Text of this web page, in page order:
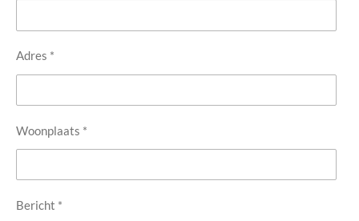
Adres *
Woonplaats *
Bericht *